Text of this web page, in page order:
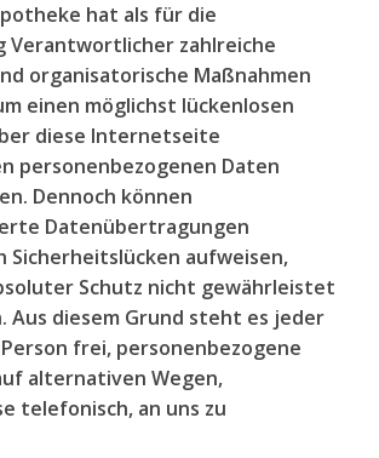
hat als für die
Verantwortlicher zahlreiche
organisatorische Maßnahmen
einen möglichst lückenlosen
diese Internetseite
personenbezogenen Daten
Dennoch können
Datenübertragungen
Sicherheitslücken aufweisen,
Schutz nicht gewährleistet
Aus diesem Grund steht es jeder
frei, personenbezogene
alternativen Wegen,
telefonisch, an uns zu